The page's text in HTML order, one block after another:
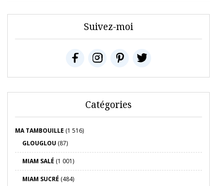
Suivez-moi
Catégories
MA TAMBOUILLE (1 516)
GLOUGLOU (87)
MIAM SALÉ (1 001)
MIAM SUCRÉ (484)